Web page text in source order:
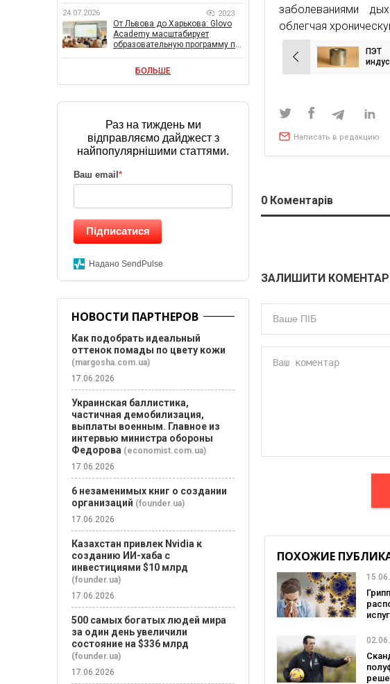
заболеваниями
облегчая
Навигация
по
ПЭТ
Написать в редакцию
0 Коментарів
ЗАЛИШИТИ КОМЕНТАР
ПОХОЖИЕ
24.07.2026 2023
От Львова до Харькова: Glovo
Academy масштабирует
образовательную программу по
бизнеса
БОЛЬШЕ
Раз на тиждень ми
відправляємо дайджест з
найпопулярнішими статтями.
Ваш email *
Підписатися
Надано SendPulse
НОВОСТИ ПАРТНЕРОВ
Как подобрать идеальный
оттенок помады по цвету кожи
(margosha.com.ua)
17.06.2026
Украинская баллистика,
частичная демобилизация,
выплаты военным. Главное из
интервью министра обороны
Федорова (economist.com.ua)
17.06.2026
6 незаменимых книг о создании
организаций (founder.ua)
17.06.2026
Казахстан привлек Nvidia к
созданию ИИ-хаба с
инвестициями $10 млрд
(founder.ua)
17.06.2026
500 самых богатых людей мира
за один день увеличили
состояние на $336 млрд
(founder.ua)
17.06.2026